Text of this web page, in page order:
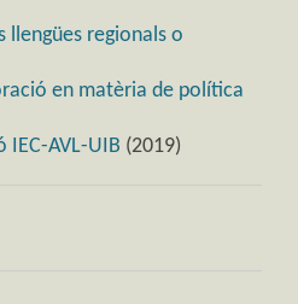
llengües regionals o
en matèria de política
AVL-UIB (2019)